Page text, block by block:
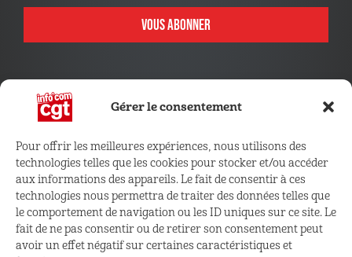
Gérer le consentement
Pour offrir les meilleures expériences, nous utilisons des
technologies telles que les cookies pour stocker et/ou accéder
aux informations des appareils. Le fait de consentir à ces
technologies nous permettra de traiter des données telles que
le comportement de navigation ou les ID uniques sur ce site. Le
fait de ne pas consentir ou de retirer son consentement peut
avoir un effet négatif sur certaines caractéristiques et
VOUS ABONNER
CONNECTEZ VOUS !
Retrouvez les outils, infos et services qui vous sont
réservés